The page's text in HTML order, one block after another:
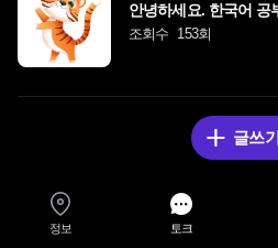
안녕하세요. 한국어 공
조회수 153회
글쓰기
정보 토크